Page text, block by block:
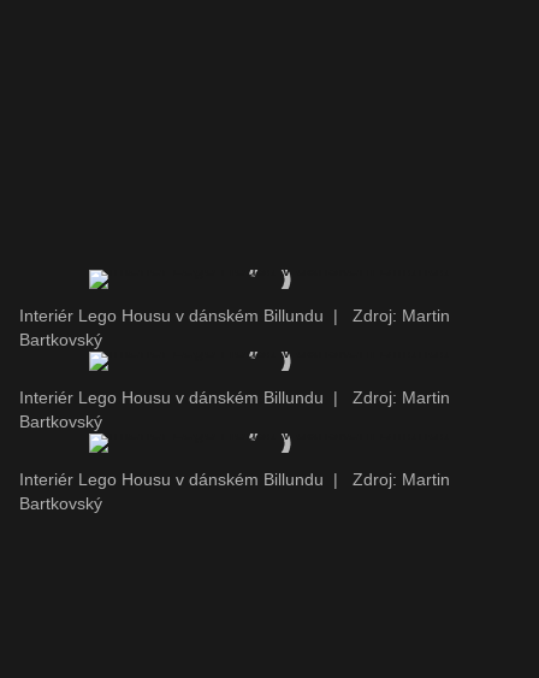
Interiér Lego Housu v dánském Billundu |
Zdroj: Martin
Bartkovský
Interiér Lego Housu v dánském Billundu |
Zdroj: Martin
Bartkovský
Interiér Lego Housu v dánském Billundu |
Zdroj: Martin
Bartkovský